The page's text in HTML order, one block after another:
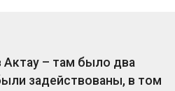
Актау – там было два
задействованы, в том